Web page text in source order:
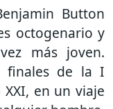
Button
octogenario y
más joven.
finales de la I
en un viaje